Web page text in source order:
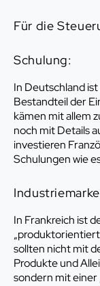
Für die
Schulung:
In Deutschland
Bestandteil der
kämen mit allem
noch mit Details
investieren
Schulungen wie
In Frankreich ist
sollten nicht mit
Produkte und
sondern mit einer